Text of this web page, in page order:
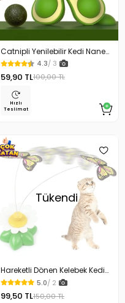
Catnipli Yenilebilir Kedi Nanesi
Otu Oyuncağı
4.3/ 3
59,90 TL100,00 TL
Hızlı
Teslimat
Tükendi
Hareketli Dönen Kelebek Kedi
Oyuncağı Pilli
5.0/ 2
99,50 TL150,00 TL